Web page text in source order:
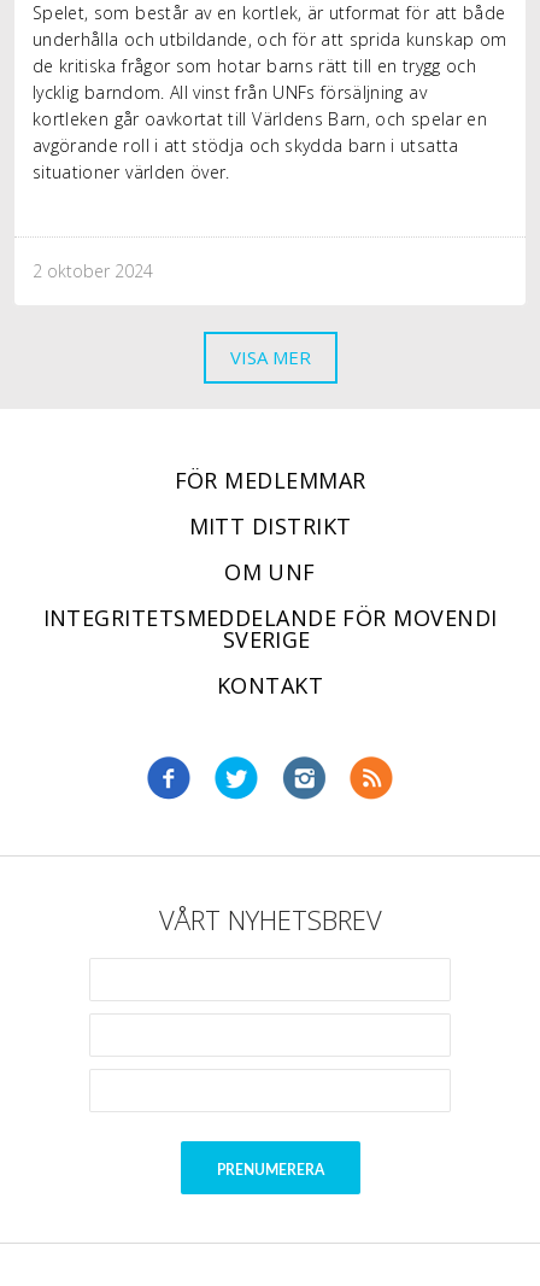
Spelet, som består av en kortlek, är utformat för att både
underhålla och utbildande, och för att sprida kunskap om
de kritiska frågor som hotar barns rätt till en trygg och
lycklig barndom. All vinst från UNFs försäljning av
kortleken går oavkortat till Världens Barn, och spelar en
avgörande roll i att stödja och skydda barn i utsatta
situationer världen över.
2 oktober 2024
VISA MER
FÖR MEDLEMMAR
MITT DISTRIKT
OM UNF
INTEGRITETSMEDDELANDE FÖR MOVENDI
SVERIGE
KONTAKT
VÅRT NYHETSBREV